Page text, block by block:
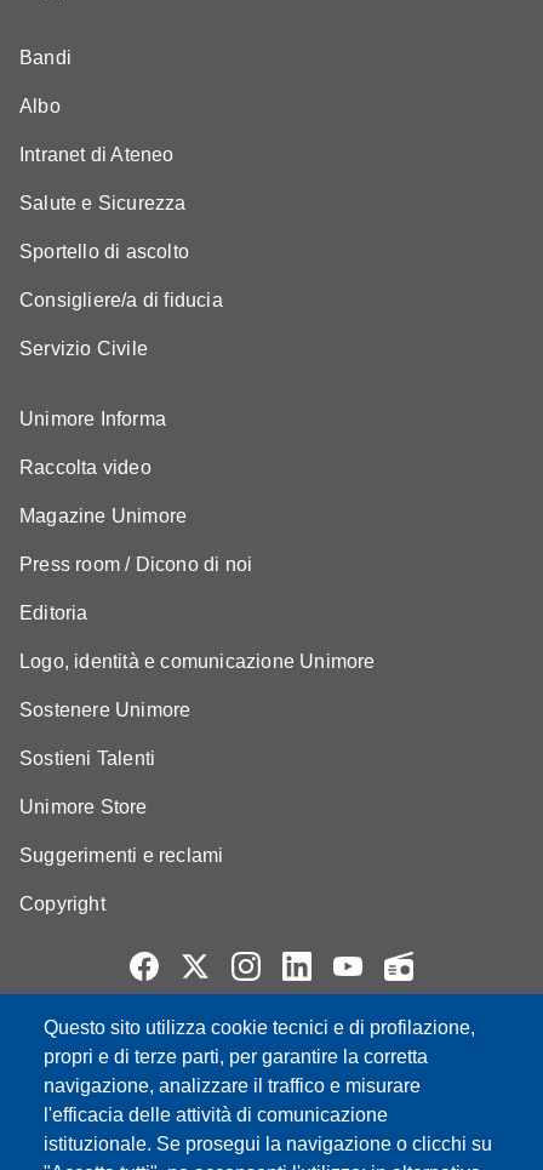
Questo sito utilizza cookie tecnici e di profilazione,
propri e di terze parti, per garantire la corretta
navigazione, analizzare il traffico e misurare
l'efficacia delle attività di comunicazione
istituzionale. Se prosegui la navigazione o clicchi su
Bandi
Albo
Intranet di Ateneo
Salute e Sicurezza
Sportello di ascolto
Consigliere/a di fiducia
Servizio Civile
Unimore Informa
Raccolta video
Magazine Unimore
Press room / Dicono di noi
Editoria
Logo, identità e comunicazione Unimore
Sostenere Unimore
Sostieni Talenti
Unimore Store
Suggerimenti e reclami
Copyright
Partita IVA: 00427620364
e-mail: urp@unimore.it
PEC: primo contatto: urp@pec.unimore.it
Indirizzo ReGIndE per notifica Atti Processuali:
direzionelegale@pec.unimore.it